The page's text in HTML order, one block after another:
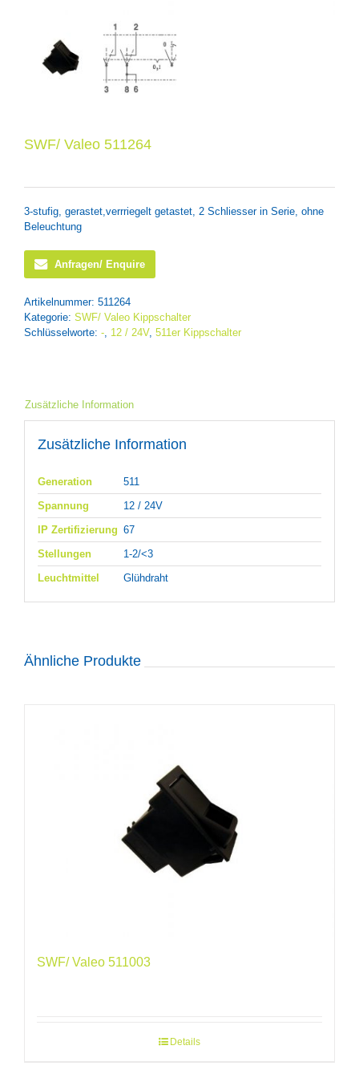
SWF/ Valeo 511264
3-stufig, gerastet,verrriegelt getastet, 2 Schliesser in Serie, ohne
Beleuchtung
Anfragen/ Enquire
Artikelnummer: 511264
Kategorie: SWF/ Valeo Kippschalter
Schlüsselworte: -, 12 / 24V, 511er Kippschalter
Zusätzliche Information
Zusätzliche Information
Generation
511
Spannung
12 / 24V
IP Zertifizierung 67
Stellungen
1-2/<3
Leuchtmittel
Glühdraht
Ähnliche Produkte
SWF/ Valeo 511003
Details